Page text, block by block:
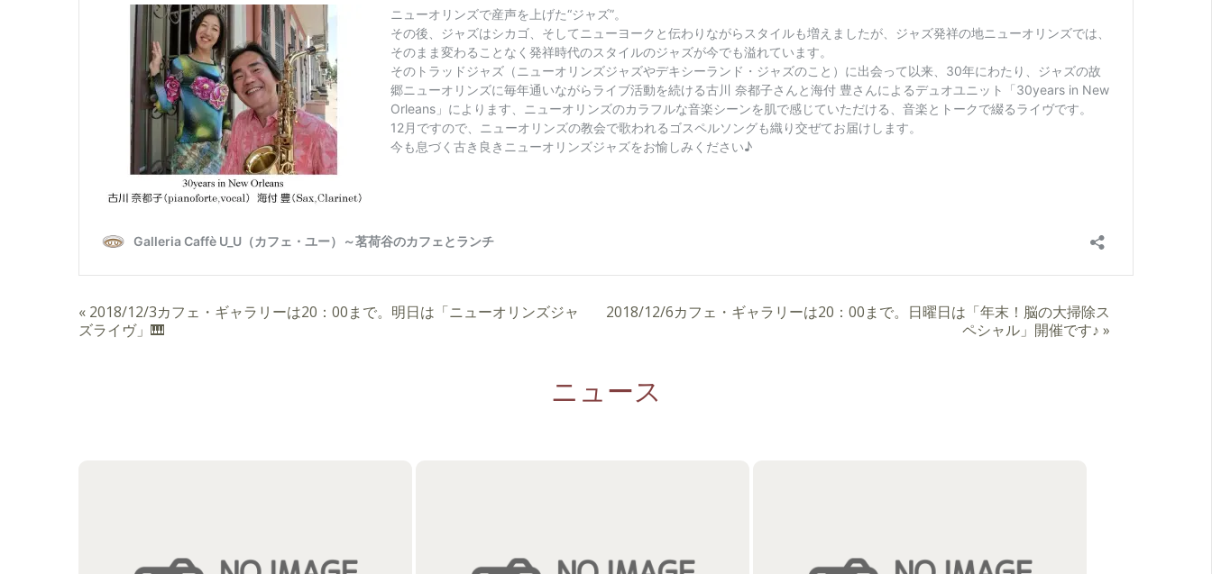
« 2018/12/3カフェ・ギャラリーは20：00まで。明日は「ニューオリンズジャ
ズライヴ」🎹
2018/12/6カフェ・ギャラリーは20：00まで。日曜日は「年末！脳の大掃除ス
ペシャル」開催です♪ »
ニュース